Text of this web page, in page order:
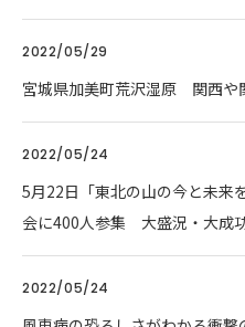
2022/05/29
宮城県加美町荒沢湿原 関西や
2022/05/24
5月22日「東北の山の今と未来
会に400人参集 大盛況・大成
2022/05/24